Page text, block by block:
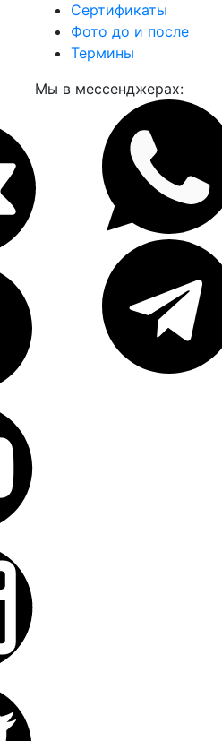
Сертификаты
Фото до и после
Термины
Мы в мессенджерах: